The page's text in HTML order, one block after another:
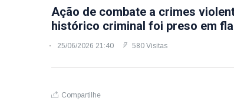
Ação de combate a crimes
histórico criminal foi preso em
25/06/2026 21:40 580 Visitas
Compartilhe